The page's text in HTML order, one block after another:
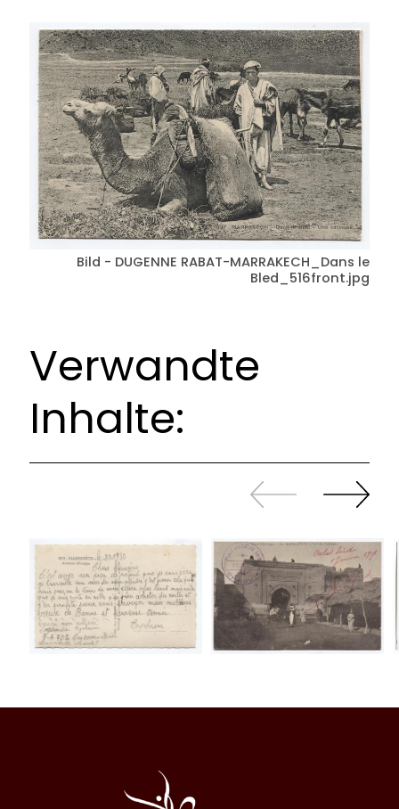
Bild - DUGENNE RABAT-MARRAKECH_Dans le
Bled_516front.jpg
Verwandte
Inhalte:
Zurück
sliden
Weiter
sliden
Halqa